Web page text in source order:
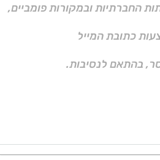
החברתיות ובמקורות פומביים,
כתובת המייל
בהתאם לנסיבות.